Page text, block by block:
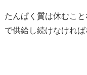
たんぱく質は休むこ
で供給し続けなければ